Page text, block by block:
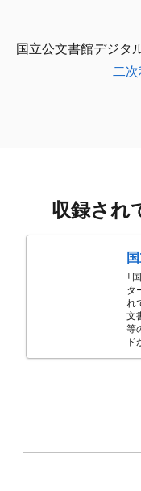
国立公文書館デジタ
二次
収録され
「
タ
れ
文
等
ド